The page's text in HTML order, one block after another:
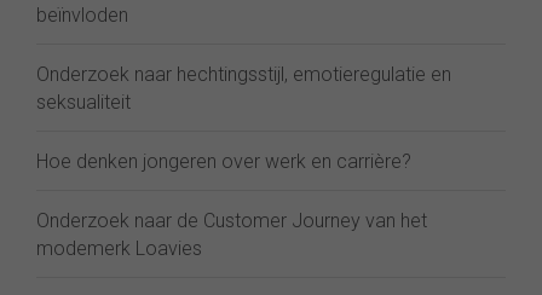
beïnvloden
Onderzoek naar hechtingsstijl, emotieregulatie en
seksualiteit
Hoe denken jongeren over werk en carrière?
Onderzoek naar de Customer Journey van het
modemerk Loavies